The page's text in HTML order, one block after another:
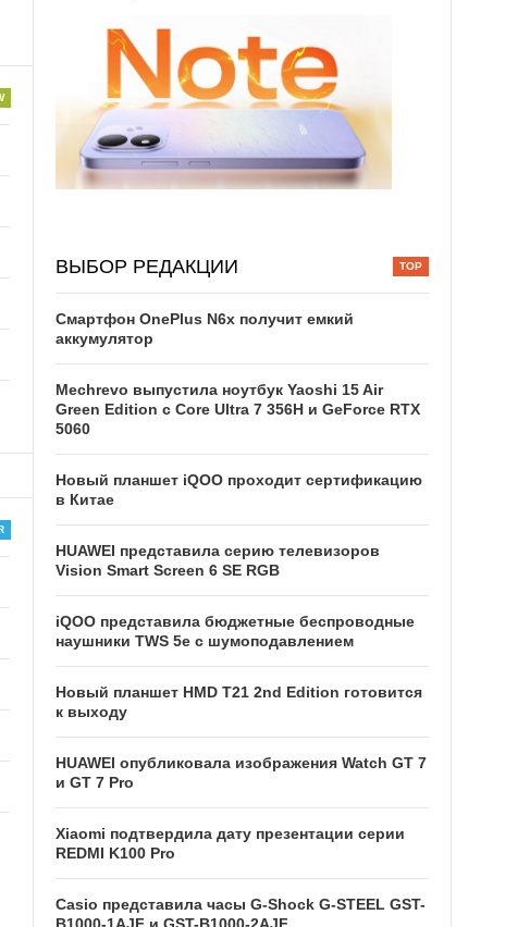
ВЫБОР РЕДАКЦИИ
Смартфон OnePlus N6x получит емкий
аккумулятор
Mechrevo выпустила ноутбук Yaoshi 15 Air
Green Edition с Core Ultra 7 356H и GeForce RTX
5060
Новый планшет iQOO проходит сертификацию
в Китае
HUAWEI представила серию телевизоров
Vision Smart Screen 6 SE RGB
iQOO представила бюджетные беспроводные
наушники TWS 5e с шумоподавлением
Новый планшет HMD T21 2nd Edition готовится
к выходу
HUAWEI опубликовала изображения Watch GT 7
и GT 7 Pro
Xiaomi подтвердила дату презентации серии
REDMI K100 Pro
Casio представила часы G-Shock G-STEEL GST-